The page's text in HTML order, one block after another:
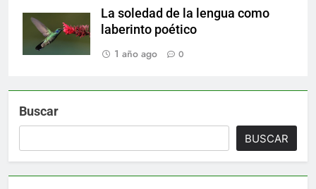
La soledad de la lengua como
laberinto poético
1 año ago
0
Buscar
BUSCAR